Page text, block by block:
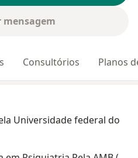
mensagem
Consultórios Planos
Universidade federal do